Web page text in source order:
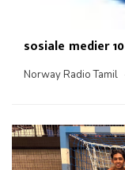
sosiale medier 10
Norway Radio Tamil